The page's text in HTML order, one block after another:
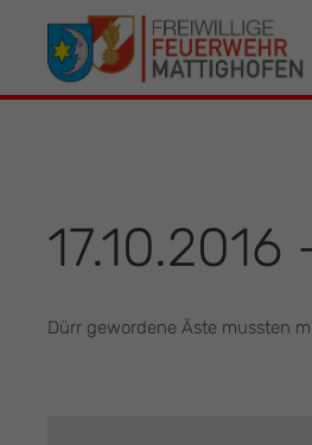
Der Eintrag "offcanvas-col1"
nicht.
Dürr gewordene Äste mussten